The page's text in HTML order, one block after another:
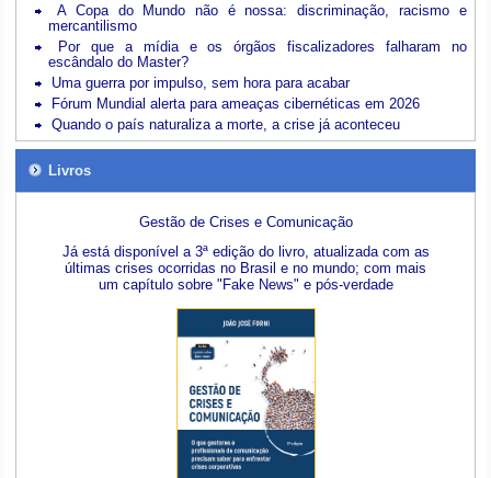
A Copa do Mundo não é nossa: discriminação, racismo e
mercantilismo
Por que a mídia e os órgãos fiscalizadores falharam no
escândalo do Master?
Uma guerra por impulso, sem hora para acabar
Fórum Mundial alerta para ameaças cibernéticas em 2026
Quando o país naturaliza a morte, a crise já aconteceu
Livros
Gestão de Crises e Comunicação
Já está disponível a 3ª edição do livro, atualizada com as
últimas crises ocorridas no Brasil e no mundo; com mais
um capítulo sobre "Fake News" e pós-verdade